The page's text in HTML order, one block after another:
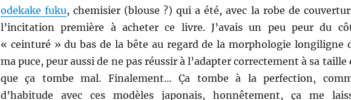
odekake fuku, chemisier (blouse ?) qui a été, avec la robe de
l’incitation première à acheter ce livre. J’avais un peu peur du
« ceinturé » du bas de la bête au regard de la morphologie longiligne
ma puce, peur aussi de ne pas réussir à l’adapter correctement à sa taille
que ça tombe mal. Finalement… Ça tombe à la perfection,
d’habitude avec ces modèles japonais, honnêtement, ça me